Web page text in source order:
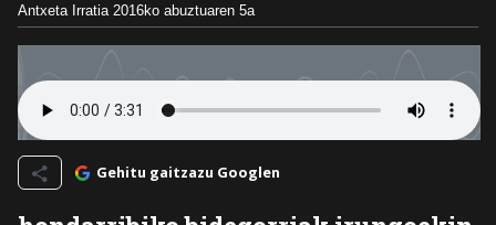
Antxeta Irratia 2016ko abuztuaren 5a
Gehitu gaitzazu Googlen